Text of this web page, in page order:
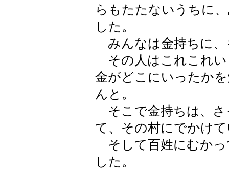
らもたたないうちに
した。
みんなは金持ちに、
その人はこれこれい
金がどこにいったか
んと。
そこで金持ちは、さ
て、その村にでかけ
そして百姓にむかっ
した。